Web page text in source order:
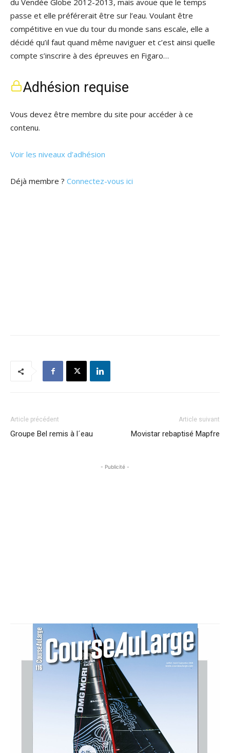
du Vendée Globe 2012-2013, mais avoue que le temps
passe et elle préférerait être sur l’eau. Voulant être
compétitive en vue du tour du monde sans escale, elle a
décidé qu’il faut quand même naviguer et c’est ainsi quelle
compte s’inscrire à des épreuves en Figaro…
Adhésion requise
Vous devez être membre du site pour accéder à ce
contenu.
Voir les niveaux d’adhésion
Déjà membre ? Connectez-vous ici
Article précédent
Groupe Bel remis à l´eau
Article suivant
Movistar rebaptisé Mapfre
- Publicité -